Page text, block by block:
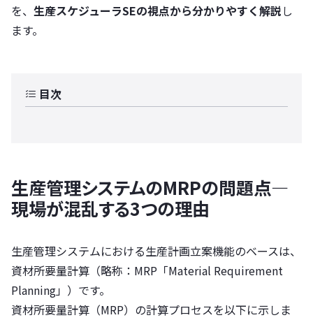
を、 生産スケジューラSEの視点から分かりやすく解説し
ます。
目次
生産管理システムのMRPの問題点―
現場が混乱する3つの理由
生産管理システムにおける生産計画立案機能のベースは、
資材所要量計算（略称：MRP「Material Requirement
Planning」）です。
資材所要量計算（MRP）の計算プロセスを以下に示しま